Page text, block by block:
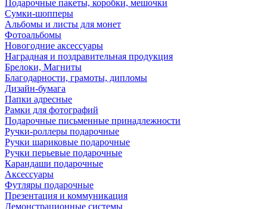
Подарочные пакеты, коробки, мешочки
Сумки-шопперы
Альбомы и листы для монет
Фотоальбомы
Новогодние аксессуары
Наградная и поздравительная продукция
Брелоки, Магниты
Благодарности, грамоты, дипломы
Дизайн-бумага
Папки адресные
Рамки для фотографий
Подарочные письменные принадлежности
Ручки-роллеры подарочные
Ручки шариковые подарочные
Ручки перьевые подарочные
Карандаши подарочные
Аксессуары
Футляры подарочные
Презентация и коммуникация
Демонстрационные системы